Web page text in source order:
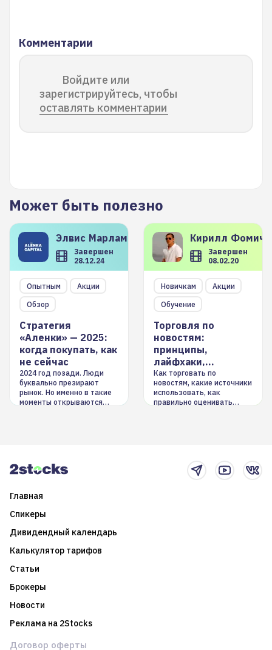
Комментарии
Войдите или
зарегистрируйтесь, чтобы
оставлять комментарии
Может быть полезно
Элвис Марламов
Завершен
28.12.24
Опытным
Акции
Обзор
Стратегия
«Аленки» — 2025:
когда покупать, как
не сейчас
2024 год позади. Люди
буквально презирают
рынок. Но именно в такие
моменты открываются
Кирилл
Завершен
08.02.20
Новичкам
Акции
Обучение
Торговля по
новостям:
принципы,
лайфхаки,
инструменты
Как торговать по
новостям, какие источники
использовать, как
правильно оценивать
Главная
Спикеры
Дивидендный календарь
Калькулятор тарифов
Статьи
Брокеры
Новости
Реклама на 2Stocks
Договор оферты